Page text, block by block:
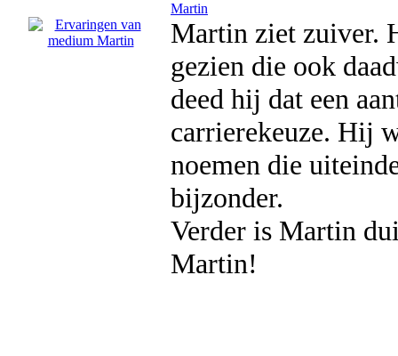
Martin
Martin ziet zuiver.
gezien die ook
deed hij dat een
carrierekeuze. Hij
noemen die
bijzonder.
Verder is Martin
Martin!